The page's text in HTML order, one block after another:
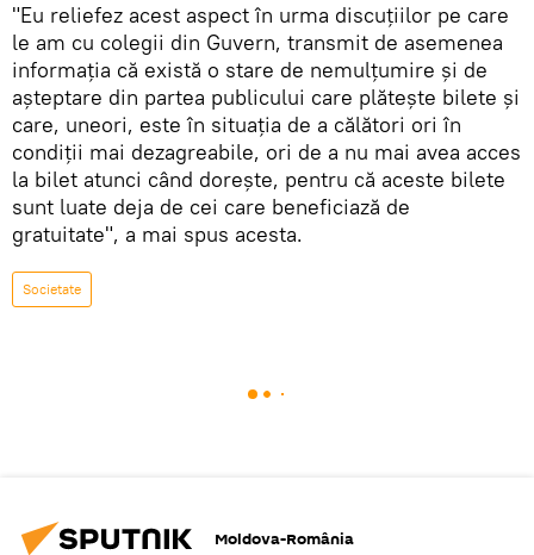
"Eu reliefez acest aspect în urma discuţiilor pe care
le am cu colegii din Guvern, transmit de asemenea
informaţia că există o stare de nemulţumire şi de
aşteptare din partea publicului care plăteşte bilete şi
care, uneori, este în situaţia de a călători ori în
condiţii mai dezagreabile, ori de a nu mai avea acces
la bilet atunci când doreşte, pentru că aceste bilete
sunt luate deja de cei care beneficiază de
gratuitate", a mai spus acesta.
Societate
Moldova-România